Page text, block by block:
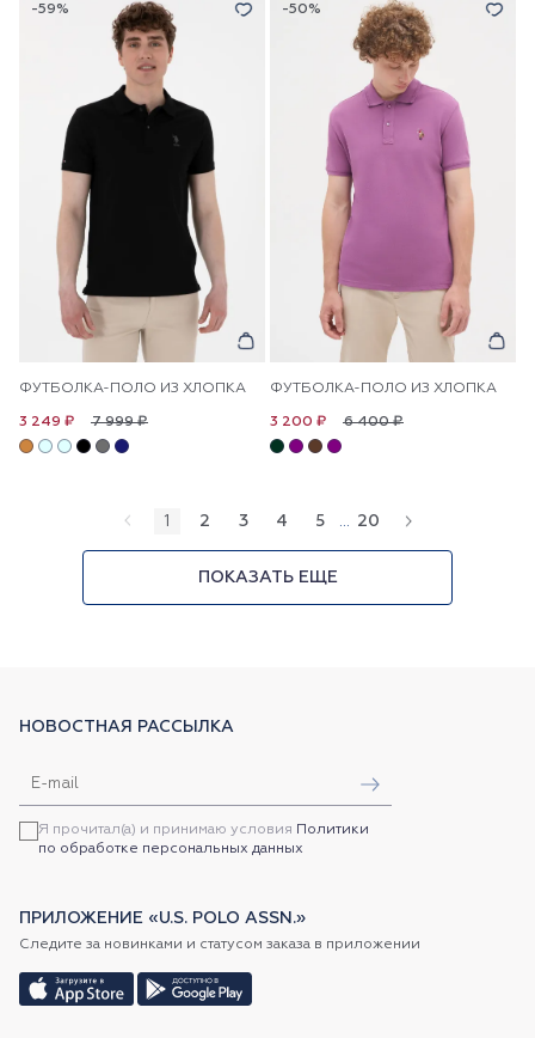
-59%
ФУТБОЛКА-ПОЛО ИЗ ХЛОПКА
7 999 ₽
3 249 ₽
-50%
ФУТБОЛКА-ПОЛО ИЗ ХЛОПКА
6 400 ₽
3 200 ₽
1 2 3 4 5 20
ПОКАЗАТЬ ЕЩЕ
НОВОСТНАЯ РАССЫЛКА
Я прочитал(а) и принимаю условия Политики
по обработке персональных данных
ПРИЛОЖЕНИЕ «U.S. POLO ASSN.»
Следите за новинками и статусом заказа в приложении